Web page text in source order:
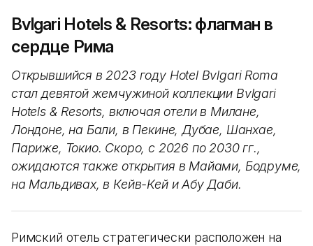
Bvlgari Hotels & Resorts: флагман в
сердце Рима
Открывшийся в 2023 году Hotel Bvlgari Roma
стал девятой жемчужиной коллекции Bvlgari
Hotels & Resorts, включая отели в Милане,
Лондоне, на Бали, в Пекине, Дубае, Шанхае,
Париже, Токио. Скоро, с 2026 по 2030 гг.,
ожидаются также открытия в Майами, Бодруме,
на Мальдивах, в Кейв-Кей и Абу Даби.
Римский отель стратегически расположен на